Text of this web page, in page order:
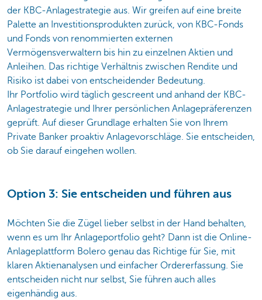
der KBC-Anlagestrategie aus. Wir greifen auf eine breite
Palette an Investitionsprodukten zurück, von KBC-Fonds
und Fonds von renommierten externen
Vermögensverwaltern bis hin zu einzelnen Aktien und
Anleihen. Das richtige Verhältnis zwischen Rendite und
Risiko ist dabei von entscheidender Bedeutung.
Ihr Portfolio wird täglich gescreent und anhand der KBC-
Anlagestrategie und Ihrer persönlichen Anlagepräferenzen
geprüft. Auf dieser Grundlage erhalten Sie von Ihrem
Private Banker proaktiv Anlagevorschläge. Sie entscheiden,
ob Sie darauf eingehen wollen.
Option 3: Sie entscheiden und führen aus
Möchten Sie die Zügel lieber selbst in der Hand behalten,
wenn es um Ihr Anlageportfolio geht? Dann ist die Online-
Anlageplattform Bolero genau das Richtige für Sie, mit
klaren Aktienanalysen und einfacher Ordererfassung. Sie
entscheiden nicht nur selbst, Sie führen auch alles
eigenhändig aus.